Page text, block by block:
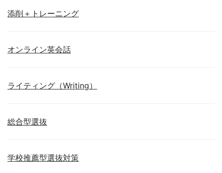
添削＋トレーニング
オンライン英会話
ライティング（Writing）
総合型選抜
学校推薦型選抜対策